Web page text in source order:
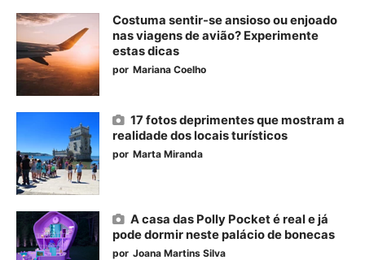
Costuma sentir-se ansioso ou enjoado
nas viagens de avião? Experimente
estas dicas
por Mariana Coelho
17 fotos deprimentes que mostram a
realidade dos locais turísticos
por Marta Miranda
A casa das Polly Pocket é real e já
pode dormir neste palácio de bonecas
por Joana Martins Silva